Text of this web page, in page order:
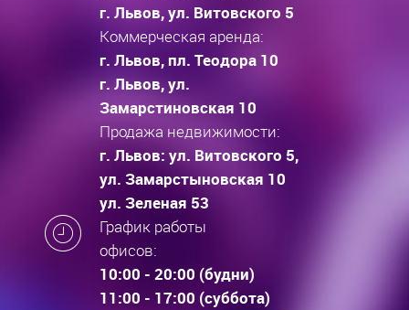
г. Львов, ул. Витовского 5
Коммерческая аренда:
г. Львов, пл. Теодора 10
г. Львов, ул.
Замарстиновская 10
Продажа недвижимости:
г. Львов: ул. Витовского 5,
ул. Замарстыновская 10
ул. Зеленая 53
График работы
офисов:
10:00 - 20:00 (будни)
11:00 - 17:00 (суббота)